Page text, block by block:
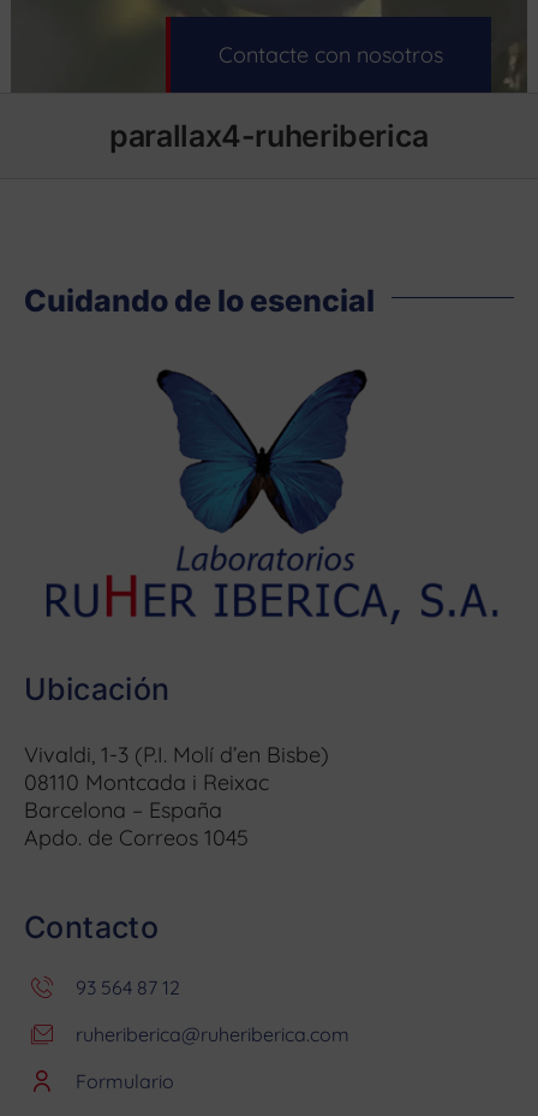
Contacte con nosotros
parallax4-ruheriberica
Cuidando de lo esencial
Ubicación
Vivaldi, 1-3 (P.I. Molí d’en Bisbe)
08110 Montcada i Reixac
Barcelona – España
Apdo. de Correos 1045
Contacto
93 564 87 12
ruheriberica@ruheriberica.com
Formulario